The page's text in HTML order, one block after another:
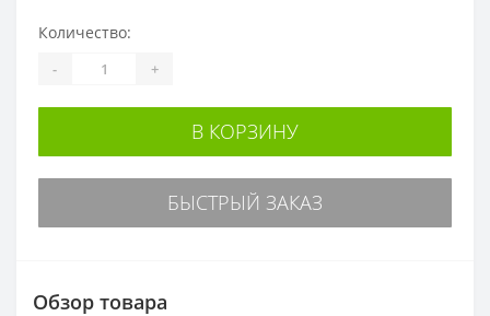
Количество:
- +
В КОРЗИНУ
БЫСТРЫЙ ЗАКАЗ
Обзор товара